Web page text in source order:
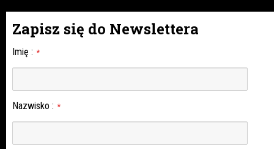
Zapisz się do Newslettera
Imię : *
Nazwisko : *